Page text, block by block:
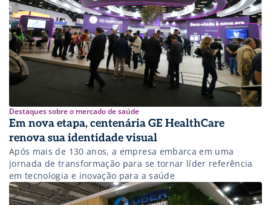
Destaques sobre o mercado de saúde
Em nova etapa, centenária GE HealthCare
renova sua identidade visual
Após mais de 130 anos, a empresa embarca em uma
jornada de transformação para se tornar líder referência
em tecnologia e inovação para a saúde